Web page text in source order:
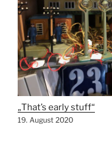
„That’s early stuff“
19. August 2020